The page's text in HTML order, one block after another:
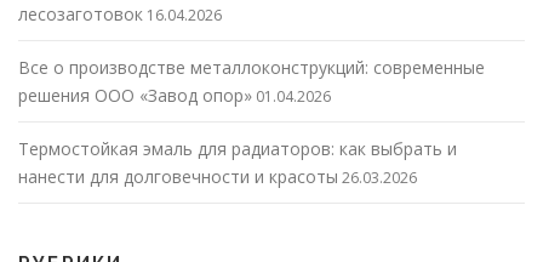
лесозаготовок 16.04.2026
Все о производстве металлоконструкций: современные
решения ООО «Завод опор» 01.04.2026
Термостойкая эмаль для радиаторов: как выбрать и
нанести для долговечности и красоты 26.03.2026